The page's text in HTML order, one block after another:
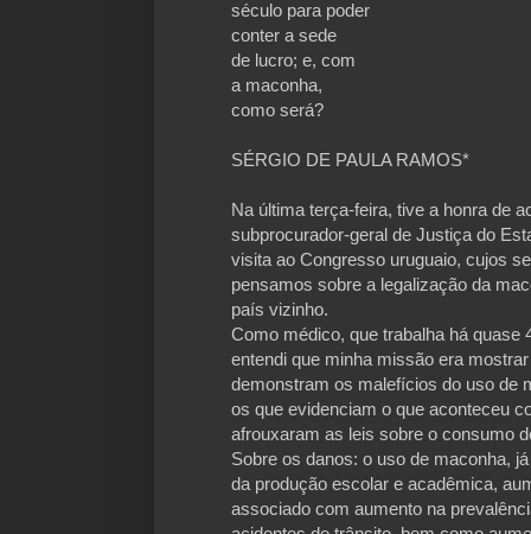
século para poder
conter a sede
de lucro; e, com
a maconha,
como será?
SÉRGIO DE PAULA RAMOS*
Na última terça-feira, tive a honra de
subprocurador-geral de Justiça do
visita ao Congresso uruguaio, cujos
pensamos sobre a legalização da
país vizinho.
Como médico, que trabalha há
entendi que minha missão era
demonstram os malefícios do uso de
os que evidenciam o que aconteceu
afrouxaram as leis sobre o consumo
Sobre os danos: o uso de maconha,
da produção escolar e acadêmica,
associado com aumento na